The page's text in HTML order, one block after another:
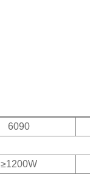
6090
≥1200W